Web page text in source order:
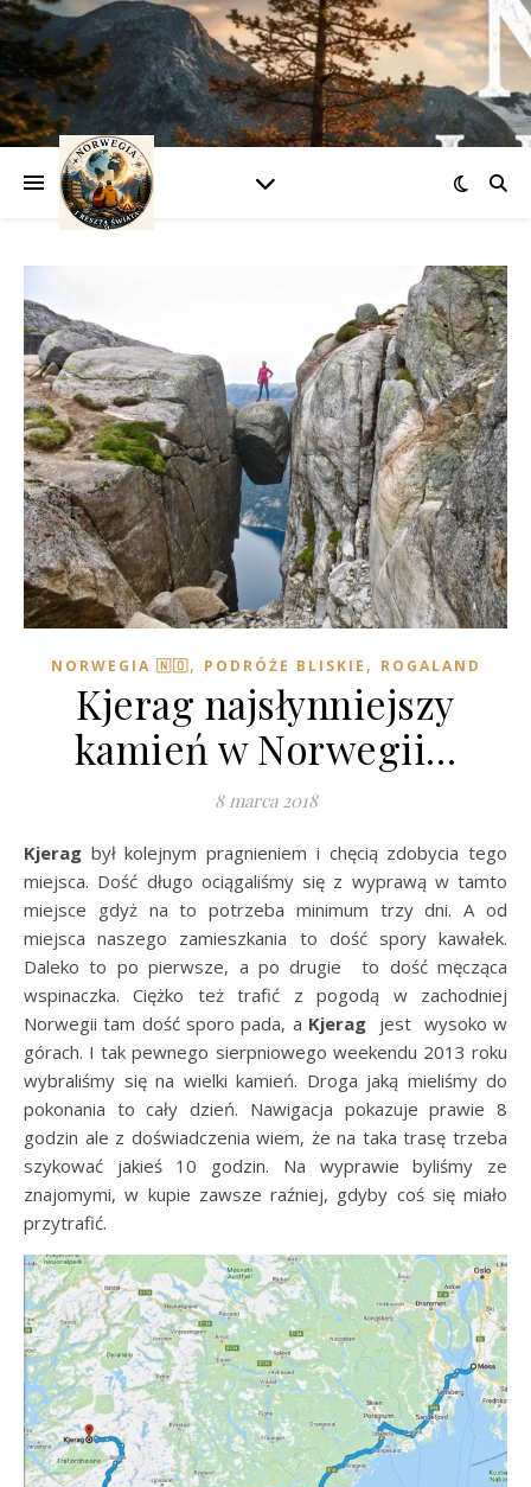
NORWEGIA 🇳🇴, PODRÓŻE BLISKIE , ROGALAND
Kjerag najsłynniejszy
kamień w Norwegii…
8 marca 2018
Kjerag był kolejnym pragnieniem i chęcią zdobycia tego
miejsca. Dość długo ociągaliśmy się z wyprawą w tamto
miejsce gdyż na to potrzeba minimum trzy dni. A od
miejsca naszego zamieszkania to dość spory kawałek.
Daleko to po pierwsze, a po drugie to dość męcząca
wspinaczka. Ciężko też trafić z pogodą w zachodniej
Norwegii tam dość sporo pada, a Kjerag jest wysoko w
górach. I tak pewnego sierpniowego weekendu 2013 roku
wybraliśmy się na wielki kamień. Droga jaką mieliśmy do
pokonania to cały dzień. Nawigacja pokazuje prawie 8
godzin ale z doświadczenia wiem, że na taka trasę trzeba
szykować jakieś 10 godzin. Na wyprawie byliśmy ze
znajomymi, w kupie zawsze raźniej, gdyby coś się miało
przytrafić.